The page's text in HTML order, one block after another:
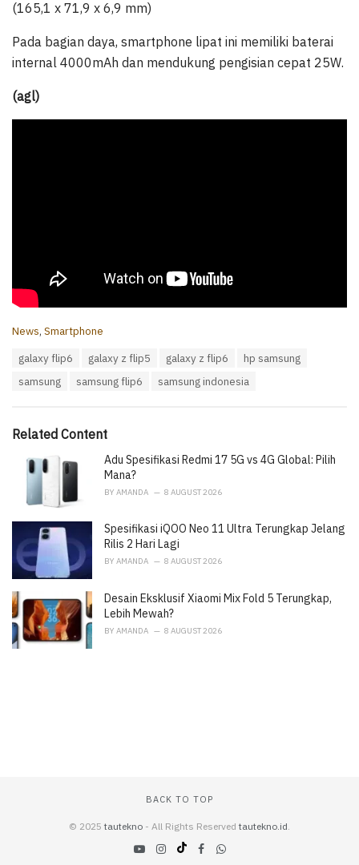
(165,1 x 71,9 x 6,9 mm)
Pada bagian daya, smartphone lipat ini memiliki baterai
internal 4000mAh dan mendukung pengisian cepat 25W.
(agl)
C
i
News, Smartphone
galaxy flip6 galaxy z flip5 galaxy z flip6
hp samsung
samsung
samsung flip6 samsung indonesia
Related Content
Adu Spesifikasi Redmi 17 5G vs 4G Global: Pilih
Mana?
BY AMANDA 8 AUGUST 2026
Spesifikasi iQOO Neo 11 Ultra Terungkap Jelang
Rilis 2 Hari Lagi
BY AMANDA 8 AUGUST 2026
Desain Eksklusif Xiaomi Mix Fold 5 Terungkap,
Lebih Mewah?
BY AMANDA 8 AUGUST 2026
BACK TO TOP
© 2025 tautekno - All Rights Reserved tautekno.id